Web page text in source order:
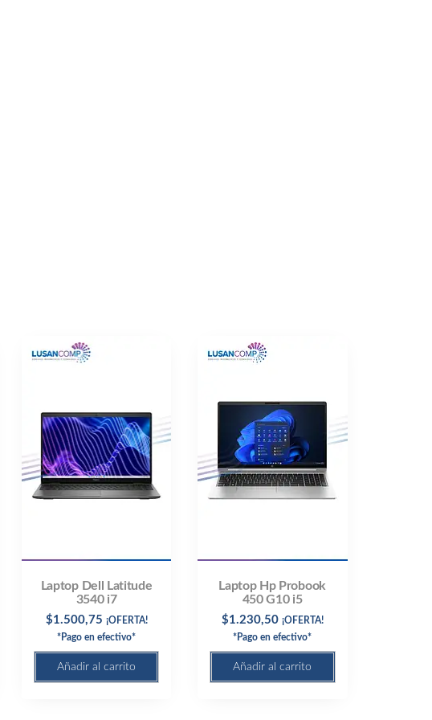
Laptop Dell Latitude
3540 i7
$1.500,75 ¡OFERTA!
*Pago en efectivo*
Añadir al carrito
Laptop Hp Probook
450 G10 i5
$1.230,50 ¡OFERTA!
*Pago en efectivo*
Añadir al carrito